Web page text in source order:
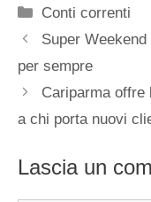
Categorie
Conti correnti
Super
per sempre
Cariparma offre
a chi porta nuovi
Lascia un